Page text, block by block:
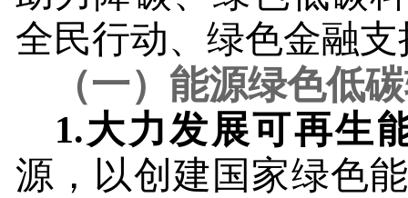
全民行动、绿色金融
（一）能源绿色低
1.大力发展可再生
源，以创建国家绿色